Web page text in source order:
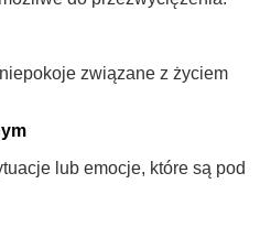
związane z życiem
lub emocje, które są pod